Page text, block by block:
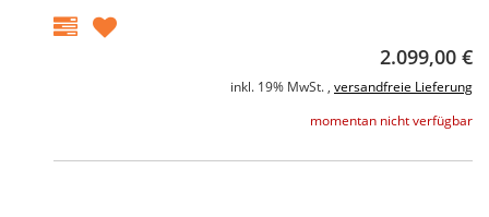
2.099,00 €
inkl. 19% MwSt. , versandfreie Lieferung
momentan nicht verfügbar